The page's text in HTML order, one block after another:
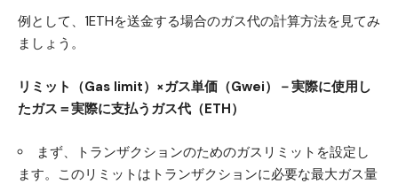
例として、1ETHを送金する場合のガス代の計算方法を見てみ
ましょう。
リミット（Gas limit）×ガス単価（Gwei）－実際に使用し
たガス＝実際に支払うガス代（ETH）
まず、トランザクションのためのガスリミットを設定し
ます。このリミットはトランザクションに必要な最大ガス量